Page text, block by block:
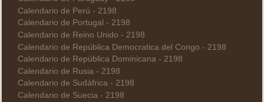
Calendario de Perú - 2198
Calendario de Portugal - 2198
Calendario de Reino Unido - 2198
Calendario de República Democratica del Congo - 2198
Calendario de República Dominicana - 2198
Calendario de Rusia - 2198
Calendario de Sudáfrica - 2198
Calendario de Suecia - 2198